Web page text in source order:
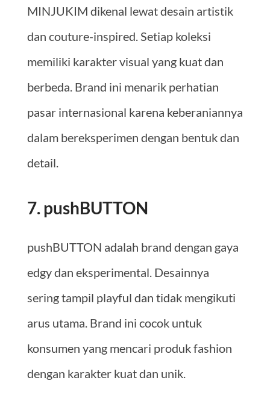
MINJUKIM dikenal lewat desain artistik
dan couture-inspired. Setiap koleksi
memiliki karakter visual yang kuat dan
berbeda. Brand ini menarik perhatian
pasar internasional karena keberaniannya
dalam bereksperimen dengan bentuk dan
detail.
7. pushBUTTON
pushBUTTON adalah brand dengan gaya
edgy dan eksperimental. Desainnya
sering tampil playful dan tidak mengikuti
arus utama. Brand ini cocok untuk
konsumen yang mencari produk fashion
dengan karakter kuat dan unik.